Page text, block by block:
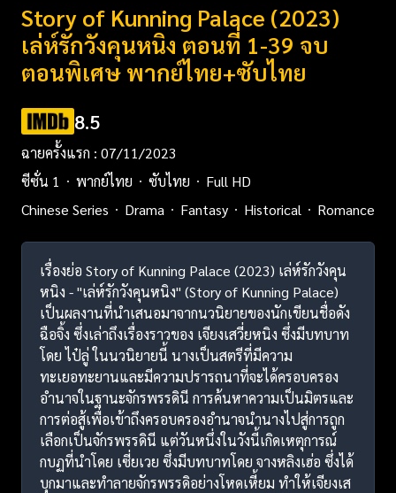
Story of Kunning Palace (2023)
เล่ห์รักวังคุนหนิง ตอนที่ 1-39 จบ
ตอนพิเศษ พากย์ไทย+ซับไทย
8.5
ฉายครั้งแรก : 07/11/2023
ซีซั่น 1
พากย์ไทย ซับไทย
Full HD
Chinese Series
Drama Fantasy Historical Romance
เรื่องย่อ Story of Kunning Palace (2023) เล่ห์รักวังคุน
หนิง - "เล่ห์รักวังคุนหนิง" (Story of Kunning Palace)
เป็นผลงานที่นำเสนอมาจากนวนิยายของนักเขียนชื่อดัง
ฉือจิ้ง ซึ่งเล่าถึงเรื่องราวของ เจียงเสวี่ยหนิง ซึ่งมีบทบาท
โดย ไป๋ลู่ ในนวนิยายนี้ นางเป็นสตรีที่มีความ
ทะเยอทะยานและมีความปรารถนาที่จะได้ครอบครอง
อำนาจในฐานะจักรพรรดินี การค้นหาความเป็นมิตรและ
การต่อสู้เพื่อเข้าถึงครอบครองอำนาจนำนางไปสู่การถูก
เลือกเป็นจักรพรรดินี แต่วันหนึ่งในวังนี้เกิดเหตุการณ์
กบฏที่นำโดย เซี่ยเวย ซึ่งมีบทบาทโดย จางหลิงเฮ่อ ซึ่งได้
บุกมาและทำลายจักรพรรดิอย่างโหดเหี้ยม ทำให้เจียงเส